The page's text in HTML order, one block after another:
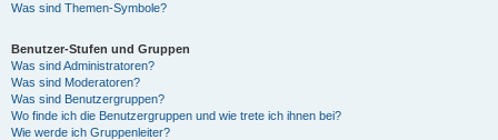
Was sind Themen-Symbole?
Benutzer-Stufen und Gruppen
Was sind Administratoren?
Was sind Moderatoren?
Was sind Benutzergruppen?
Wo finde ich die Benutzergruppen und wie trete ich ihnen bei?
Wie werde ich Gruppenleiter?